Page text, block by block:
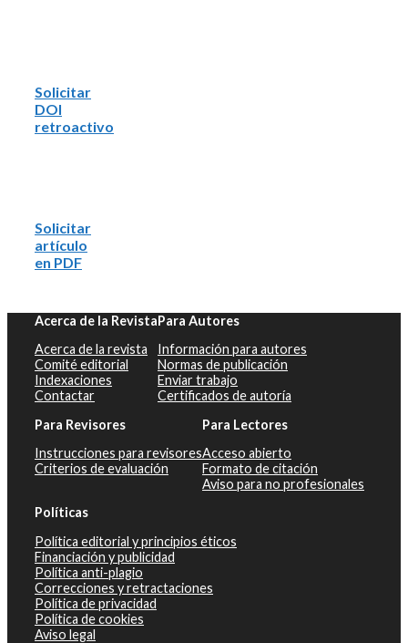
Solicitar
DOI
retroactivo
Solicitar
artículo
en PDF
Acerca de la Revista
Acerca de la revista
Comité editorial
Indexaciones
Contactar
Para Autores
Información para autores
Normas de publicación
Enviar trabajo
Certificados de autoría
Para Revisores
Instrucciones para revisores
Criterios de evaluación
Para Lectores
Acceso abierto
Formato de citación
Aviso para no profesionales
Políticas
Política editorial y principios éticos
Financiación y publicidad
Política anti-plagio
Correcciones y retractaciones
Política de privacidad
Política de cookies
Aviso legal